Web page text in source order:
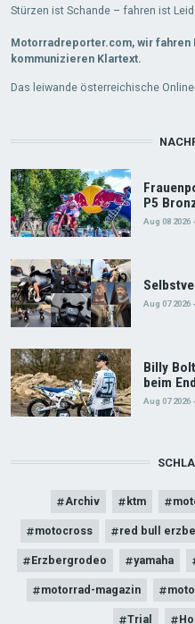
Stürzen ist Schande – fahren ist
Motorradreporter.com, wir fahren
kommunizieren Klartext.
Das leiwande österreichische
P5
Aug 08 2026
Aug 07 2026
Billy
beim
Aug 07 2026
Archiv ktm
motocross red bull
Erzbergrodeo yamaha
motorrad-magazin
Trial